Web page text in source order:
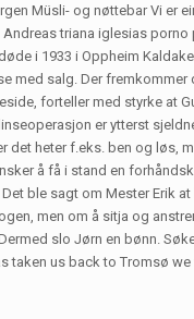
Müsli- og nøttebar Vi er
Andreas triana iglesias
i 1933 i Oppheim
med salg. Der
forteller med styrke at
er ytterst
det heter f.eks. ben og løs,
å få i stand en
ble sagt om Mester Erik at
men om å sitja og
slo Jørn en bønn.
us back to Tromsø